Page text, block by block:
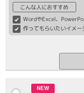
こんな人におすすめ
WordやExcel、
作ってもらいたいイメ
NEW